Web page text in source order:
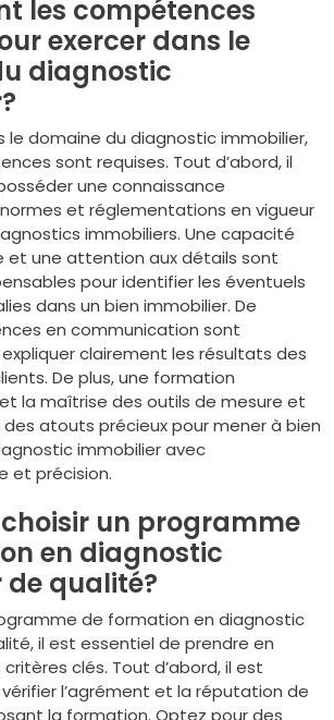
les compétences
exercer dans le
diagnostic
le domaine du diagnostic immobilier,
sont requises. Tout d’abord, il
une connaissance
et réglementations en vigueur
immobiliers. Une capacité
et une attention aux détails sont
pour identifier les éventuels
dans un bien immobilier. De
en communication sont
clairement les résultats des
De plus, une formation
la maîtrise des outils de mesure et
des atouts précieux pour mener à bien
immobilier avec
et précision.
un programme
en diagnostic
qualité?
de formation en diagnostic
il est essentiel de prendre en
clés. Tout d’abord, il est
l’agrément et la réputation de
la formation. Optez pour des